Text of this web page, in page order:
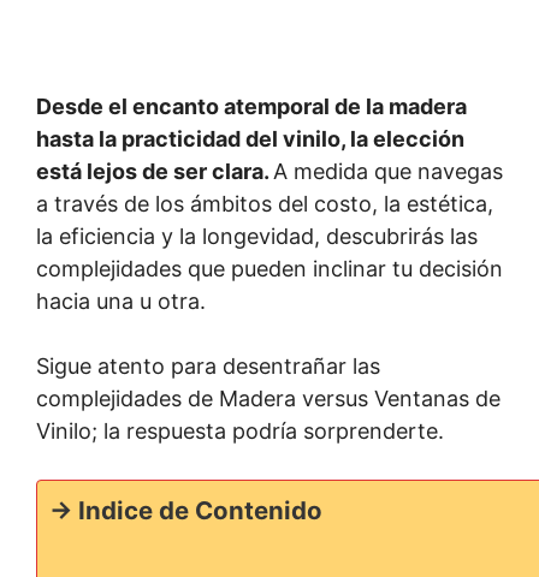
Desde el encanto atemporal de la madera
hasta la practicidad del vinilo, la elección
está lejos de ser clara. A medida que navegas
a través de los ámbitos del costo, la estética,
la eficiencia y la longevidad, descubrirás las
complejidades que pueden inclinar tu decisión
hacia una u otra.
Sigue atento para desentrañar las
complejidades de Madera versus Ventanas de
Vinilo; la respuesta podría sorprenderte.
-> Indice de Contenido